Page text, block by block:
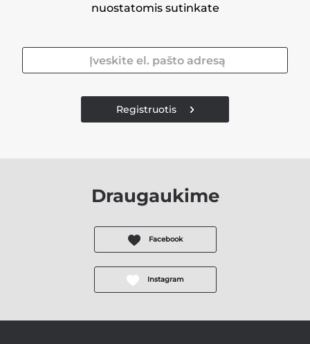
nuostatomis sutinkate
Registruotis
Draugaukime
Facebook
Instagram